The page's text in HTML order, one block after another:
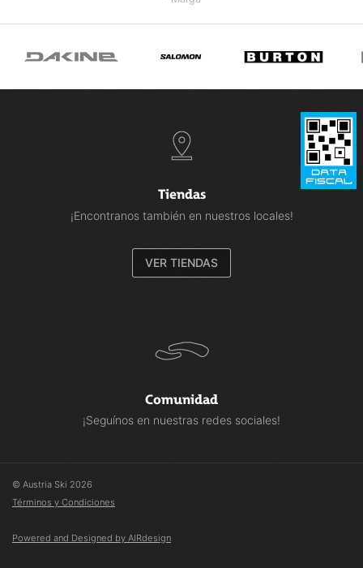
Tiendas
¡Encontranos también en nuestros locales!
VER TIENDAS
Comunidad
¡Seguínos en nuestras redes sociales!
© Austria Ski 2026
Términos y Condiciones
Powered and Designed by AIRdesign